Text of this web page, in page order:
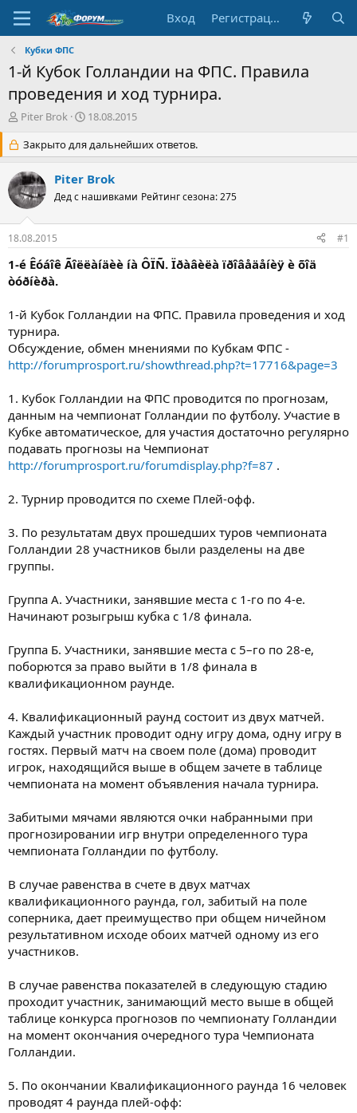
Вход Регистрация
Кубки ФПС
1-й Кубок Голландии на ФПС. Правила
проведения и ход турнира.
А
т
о
р
т
е
м
Piter Brok
Д
т
а
н
а
ч
а
18.08.2015
Закрыто для дальнейших ответов.
Piter Brok
Дед с нашивками Рейтинг сезона: 275
18.08.2015 #1
1-é Êóáîê Ãîëëàíäèè íà ÔÏÑ. Ïðàâèëà ïðîâåäåíèÿ è õîä
òóðíèðà.
1-й Кубок Голландии на ФПС. Правила проведения и ход
турнира.
Обсуждение, обмен мнениями по Кубкам ФПС -
http://forumprosport.ru/showthread.php?t=17716&page=3
1. Кубок Голландии на ФПС проводится по прогнозам,
данным на чемпионат Голландии по футболу. Участие в
Кубке автоматическое, для участия достаточно регулярно
подавать прогнозы на Чемпионат
http://forumprosport.ru/forumdisplay.php?f=87 .
2. Турнир проводится по схеме Плей-офф.
3. По результатам двух прошедших туров чемпионата
Голландии 28 участников были разделены на две
группы.
Группа А. Участники, занявшие места с 1-го по 4-е.
Начинают розыгрыш кубка с 1/8 финала.
Группа Б. Участники, занявшие места с 5–го по 28-е,
поборются за право выйти в 1/8 финала в
квалификационном раунде.
4. Квалификационный раунд состоит из двух матчей.
Каждый участник проводит одну игру дома, одну игру в
гостях. Первый матч на своем поле (дома) проводит
игрок, находящийся выше в общем зачете в таблице
чемпионата на момент объявления начала турнира.
Забитыми мячами являются очки набранными при
прогнозировании игр внутри определенного тура
чемпионата Голландии по футболу.
В случае равенства в счете в двух матчах
квалификационного раунда, гол, забитый на поле
соперника, дает преимущество при общем ничейном
результативном исходе обоих матчей одному из его
участников.
В случае равенства показателей в следующую стадию
проходит участник, занимающий место выше в общей
таблице конкурса прогнозов по чемпионату Голландии
на момент окончания очередного тура Чемпионата
Голландии.
5. По окончании Квалификационного раунда 16 человек
проводят 4 раунда плей-офф: